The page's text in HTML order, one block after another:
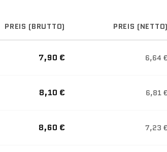
PREIS (BRUTTO) PREIS (NETTO)
7,90 € 6,64
8,10 € 6,81
8,60 € 7,23